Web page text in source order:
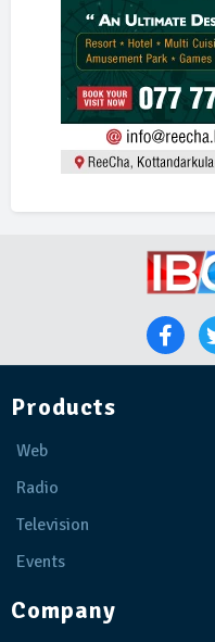
Products
Web
Radio
Television
Events
Company